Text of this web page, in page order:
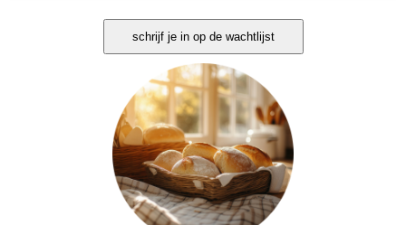
schrijf je in op de wachtlijst